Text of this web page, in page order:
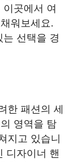
곳에서 여
워보세요.
선택을 경
한 패션의 세
영역을 탐
지고 있습니
디자이너 핸